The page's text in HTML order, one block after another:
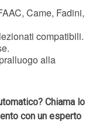
Came, Fadini,
compatibili.
alla
Chiama lo
con un esperto